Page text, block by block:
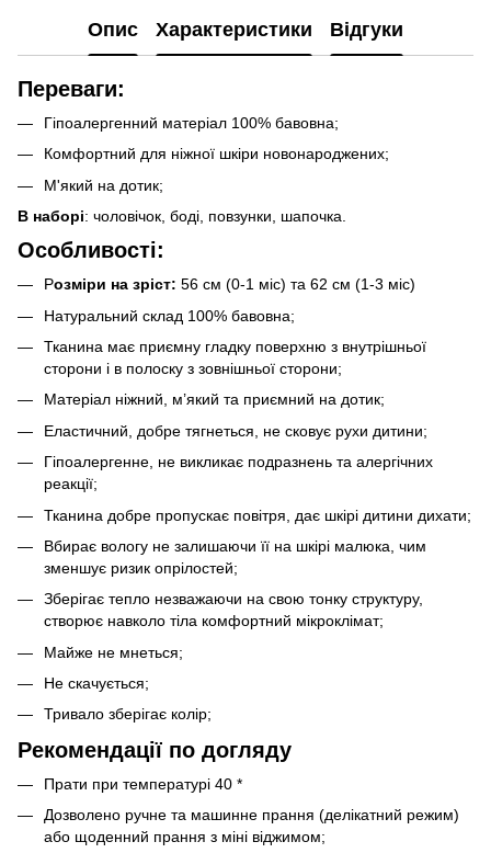
Опис Характеристики Відгуки
Переваги:
Гіпоалергенний матеріал 100% бавовна;
Комфортний для ніжної шкіри новонароджених;
М'який на дотик;
В наборі: чоловічок, боді, повзунки, шапочка.
Особливості:
Розміри на зріст: 56 см (0-1 міс) та 62 см (1-3 міс)
Натуральний склад 100% бавовна;
Тканина має приємну гладку поверхню з внутрішньої
сторони і в полоску з зовнішньої сторони;
Матеріал ніжний, м’який та приємний на дотик;
Еластичний, добре тягнеться, не сковує рухи дитини;
Гіпоалергенне, не викликає подразнень та алергічних
реакції;
Тканина добре пропускає повітря, дає шкірі дитини дихати;
Вбирає вологу не залишаючи її на шкірі малюка, чим
зменшує ризик опрілостей;
Зберігає тепло незважаючи на свою тонку структуру,
створює навколо тіла комфортний мікроклімат;
Майже не мнеться;
Не скачується;
Тривало зберігає колір;
Рекомендації по догляду
Прати при температурі 40 *
Дозволено ручне та машинне прання (делікатний режим)
або щоденний прання з міні віджимом;